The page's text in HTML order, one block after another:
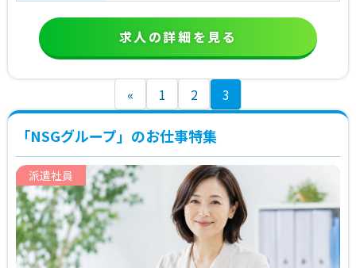
求人の詳細を見る
投
稿
の
ペ
ー
ジ
« 1 2 3
「NSGグループ」のお仕事特集
派遣社員